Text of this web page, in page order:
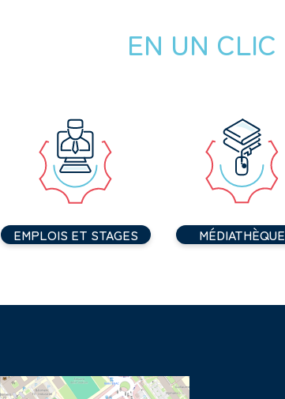
EN UN CLIC
EMPLOIS ET STAGES MÉDIATHÈQUE